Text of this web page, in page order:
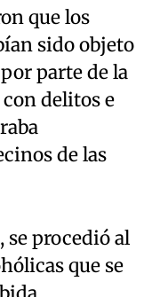
que los
sido objeto
parte de la
delitos e
de las
se procedió al
que se